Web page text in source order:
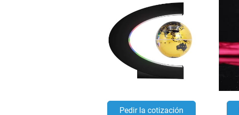
Pedir la cotización